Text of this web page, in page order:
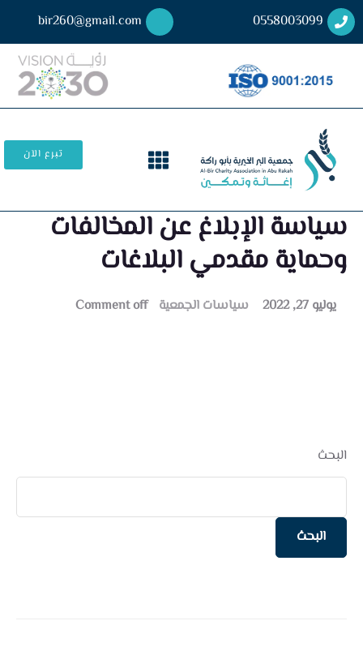
0558003099
bir260@gmail.com
تبرع الآن
سياسة الإبلاغ عن المخالفات
وحماية مقدمي البلاغات
يوليو 27, 2022 سياسات الجمعية Comment off
البحث
البحث